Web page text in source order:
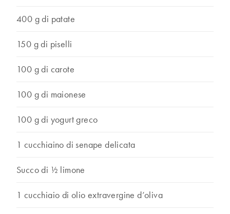
400 g di patate
150 g di piselli
100 g di carote
100 g di maionese
100 g di yogurt greco
1 cucchiaino di senape delicata
Succo di ½ limone
1 cucchiaio di olio extravergine d’oliva